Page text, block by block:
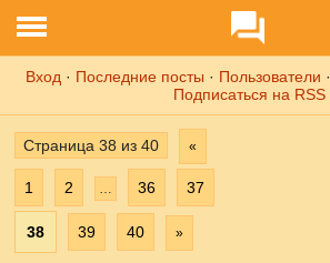
Вход · Последние посты · Пользователи ·
Подписаться на RSS
Страница 38 из 40 «
1 2 … 36 37
38 39 40 »